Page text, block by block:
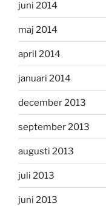
juni 2014
maj 2014
april 2014
januari 2014
december 2013
september 2013
augusti 2013
juli 2013
juni 2013